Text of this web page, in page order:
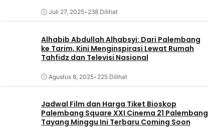
Juli 27, 2025• 238 Dilihat
Alhabib Abdullah Alhabsyi: Dari Palembang
ke Tarim, Kini Menginspirasi Lewat Rumah
Tahfidz dan Televisi Nasional
Agustus 8, 2025• 225 Dilihat
Jadwal Film dan Harga Tiket Bioskop
Palembang Square XXI Cinema 21 Palembang
Tayang Minggu Ini Terbaru Coming Soon